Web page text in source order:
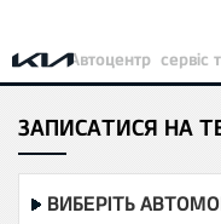
Автоцентр сервіс
ЗАПИСАТИСЯ НА
ВИБЕРІТЬ